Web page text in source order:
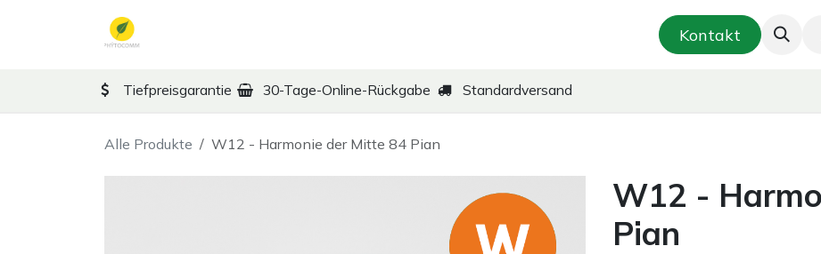
Kräuter-Zubereitungen
Kontakt
Tiefpreisgarantie 30-Tage-Online-Rückgabe Standardversand
Alle Produkte W12 - Harmonie der Mitte 84 Pian
W12 -
Pian